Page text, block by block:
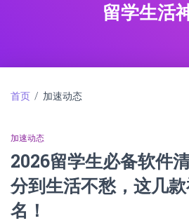
留学生活
首页 / 加速动态
加速动态
2026留学生必备软件
分到生活不愁，这几
名！